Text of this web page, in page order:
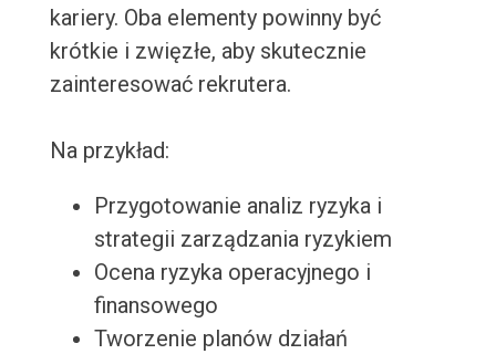
kariery. Oba elementy powinny być
krótkie i zwięzłe, aby skutecznie
zainteresować rekrutera.
Na przykład:
Przygotowanie analiz ryzyka i
strategii zarządzania ryzykiem
Ocena ryzyka operacyjnego i
finansowego
Tworzenie planów działań